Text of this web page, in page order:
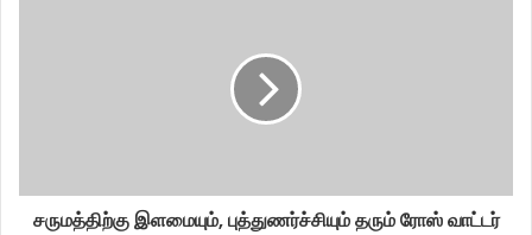
சருமத்திற்கு இளமையும், புத்துணர்ச்சியும் தரும் ரோஸ் வாட்டர்